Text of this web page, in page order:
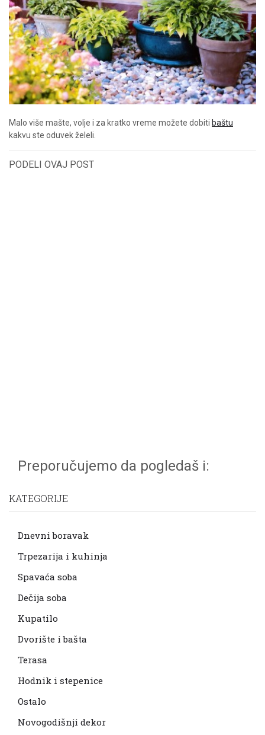
Malo više mašte, volje i za kratko vreme možete dobiti baštu
kakvu ste oduvek želeli.
PODELI OVAJ POST
Preporučujemo da pogledaš i:
KATEGORIJE
Dnevni boravak
Trpezarija i kuhinja
Spavaća soba
Dečija soba
Kupatilo
Dvorište i bašta
Terasa
Hodnik i stepenice
Ostalo
Novogodišnji dekor